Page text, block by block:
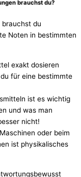
brauchst du?
brauchst du
Noten in bestimmten
exakt dosieren
für eine bestimmte
ist es wichtig
und was man
nicht!
oder beim
ist physikalisches